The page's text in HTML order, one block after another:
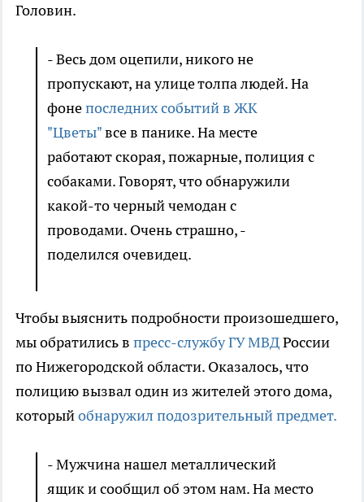
Головин.
- Весь дом оцепили, никого не
пропускают, на улице толпа людей. На
фонепоследних событий в ЖК
"Цветы"все в панике. На месте
работают скорая, пожарные, полиция с
собаками. Говорят, что обнаружили
какой-то черный чемодан с
проводами. Очень страшно, -
поделился очевидец.
Чтобы выяснить подробности произошедшего,
мы обратились в пресс-службу ГУ МВДРоссии
по Нижегородской области. Оказалось, что
полицию вызвал один из жителей этого дома,
которыйобнаружил подозрительный предмет.
- Мужчина нашел металлический
ящик и сообщил об этом нам. На место